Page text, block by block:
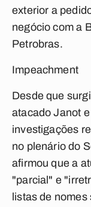
exterior a
negócio com a
Petrobras.
Impeachment
Desde que
atacado Janot
investigações
no plenário do
afirmou que a
"parcial" e
listas de